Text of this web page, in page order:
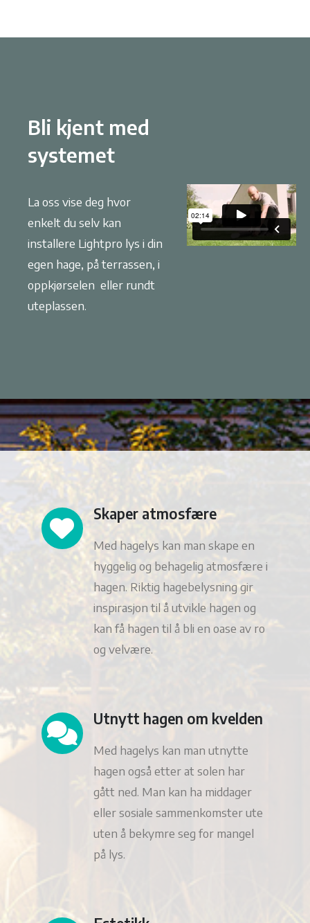
Bli kjent med
systemet
La oss vise deg hvor
enkelt du selv kan
installere Lightpro lys i din
egen hage, på terrassen, i
oppkjørselen eller rundt
uteplassen.
Skaper atmosfære
Med hagelys kan man skape en
hyggelig og behagelig atmosfære i
hagen. Riktig hagebelysning gir
inspirasjon til å utvikle hagen og
kan få hagen til å bli en oase av ro
og velvære.
Utnytt hagen om kvelden
Med hagelys kan man utnytte
hagen også etter at solen har
gått ned. Man kan ha middager
eller sosiale sammenkomster ute
uten å bekymre seg for mangel
på lys.